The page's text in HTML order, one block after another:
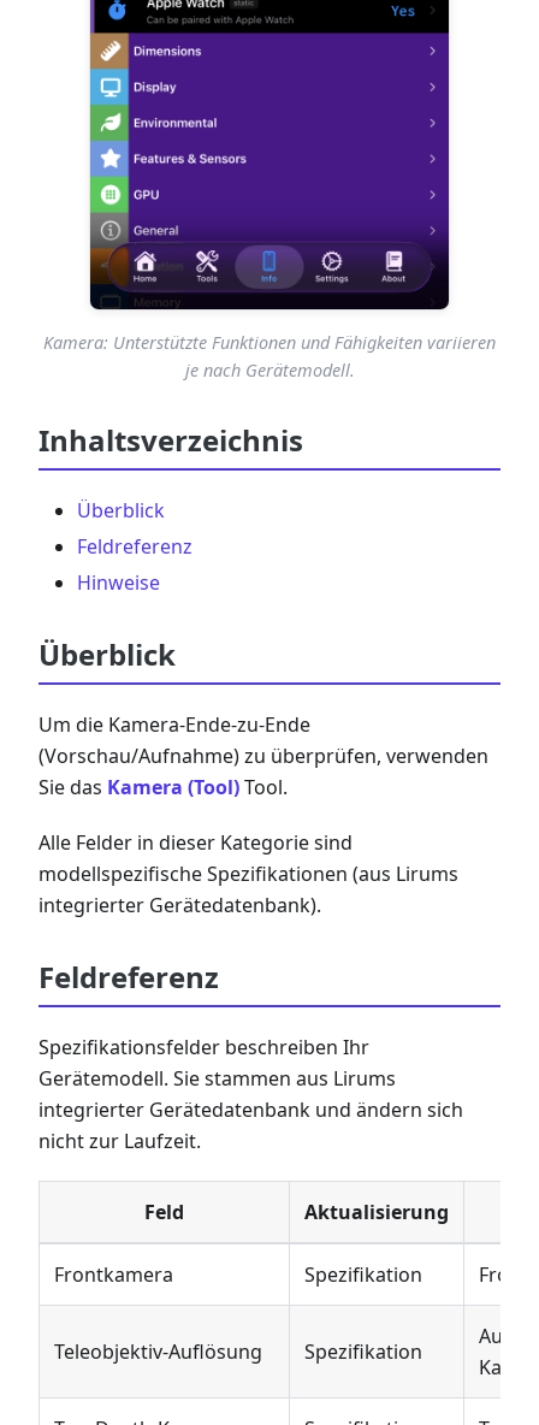
Kamera: Unterstützte Funktionen und Fähigkeiten variieren
je nach Gerätemodell.
Inhaltsverzeichnis
Überblick
Feldreferenz
Hinweise
Überblick
Um die Kamera-Ende-zu-Ende
(Vorschau/Aufnahme) zu überprüfen, verwenden
Sie das Kamera (Tool)Tool.
Alle Felder in dieser Kategorie sind
modellspezifische Spezifikationen (aus Lirums
integrierter Gerätedatenbank).
Feldreferenz
Spezifikationsfelder beschreiben Ihr
Gerätemodell. Sie stammen aus Lirums
integrierter Gerätedatenbank und ändern sich
nicht zur Laufzeit.
Feld Aktualisierung
Frontkamera Spezifikation
Teleobjektiv-Auflösung Spezifikation